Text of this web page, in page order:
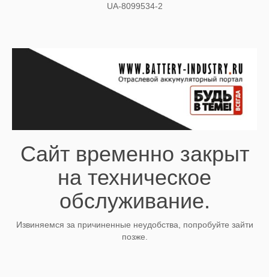
UA-8099534-2
Сайт временно закрыт
на техническое
обслуживание.
Извиняемся за причиненные неудобства, попробуйте зайти
позже.